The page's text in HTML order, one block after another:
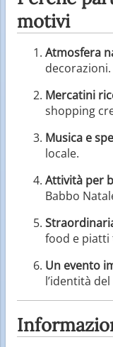
motivi
Atmosfera
decorazioni.
Mercatini
shopping
Musica e
locale.
Attività per
Babbo
food e piatti
Un evento
l’identità